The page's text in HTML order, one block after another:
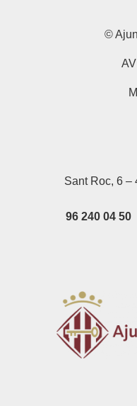
©
Sant Roc, 6 –
96 240 04